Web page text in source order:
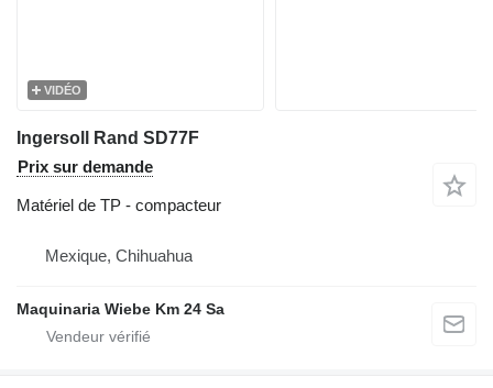
VIDÉO
Ingersoll Rand SD77F
Prix sur demande
Matériel de TP - compacteur
Mexique, Chihuahua
Maquinaria Wiebe Km 24 Sa